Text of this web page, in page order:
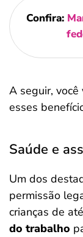
Confira:
A seguir,
esses
Saúde e
Um dos
permissão
crianças de
do trabalho